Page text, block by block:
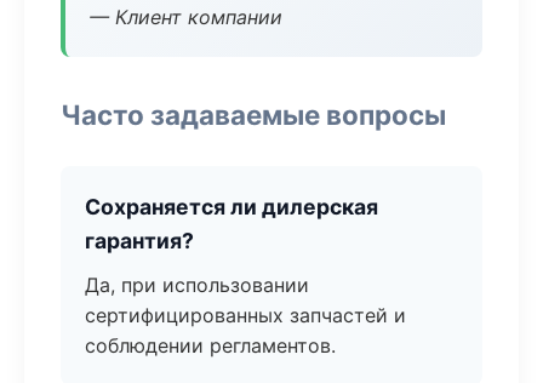
— Клиент компании
Часто задаваемые вопросы
Сохраняется ли дилерская
гарантия?
Да, при использовании
сертифицированных запчастей и
соблюдении регламентов.